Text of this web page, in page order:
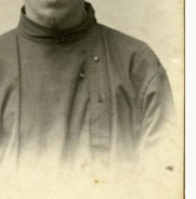
(Loukach)